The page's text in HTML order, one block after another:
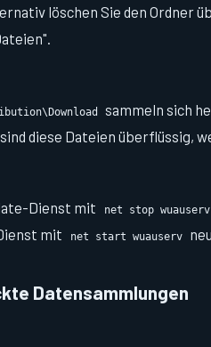
löschen Sie den Ordner
sammeln sich
diese Dateien überflüssig,
Dienst mit net stop wuauserv
mit
net start wuauserv neu.
Datensammlungen